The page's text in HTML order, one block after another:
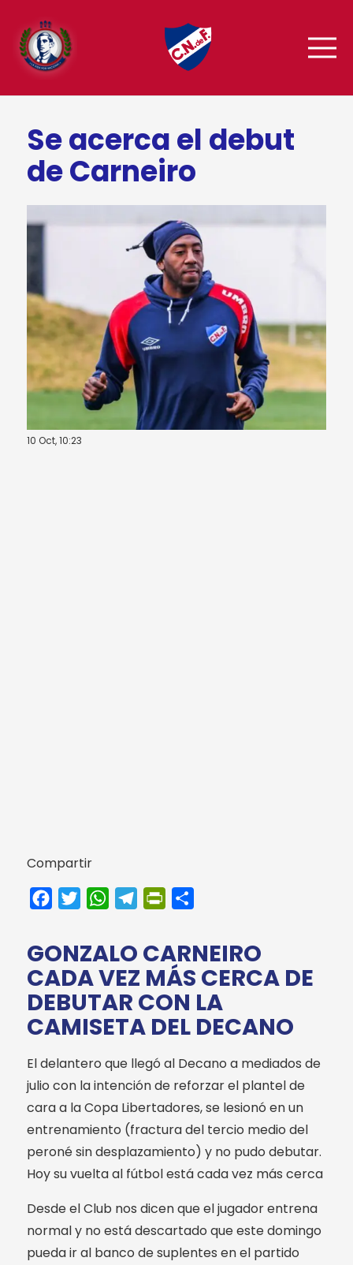
Se acerca el debut
de Carneiro
10 Oct, 10:23
Compartir
FacebookTwitterWhatsAppTelegramPrintFriendly
GONZALO CARNEIRO
CADA VEZ MÁS CERCA DE
DEBUTAR CON LA
CAMISETA DEL DECANO
El delantero que llegó al Decano a mediados de
julio con la intención de reforzar el plantel de
cara a la Copa Libertadores, se lesionó en un
entrenamiento (fractura del tercio medio del
peroné sin desplazamiento) y no pudo debutar.
Hoy su vuelta al fútbol está cada vez más cerca
Desde el Club nos dicen que el jugador entrena
normal y no está descartado que este domingo
pueda ir al banco de suplentes en el partido